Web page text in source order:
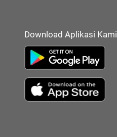
Download Aplikasi Kami